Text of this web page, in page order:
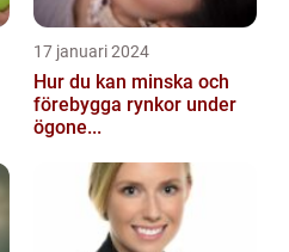
17 januari 2024
Hur du kan minska och
förebygga rynkor under
ögone...